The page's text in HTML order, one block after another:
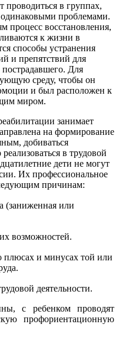
в группах,
проблемами.
процесс восстановления,
к жизни в
способы устранения
и препятствий для
Для
среду, чтобы он
и был расположен к
миром.
занимает
на формирование
добиваться
в трудовой
дети не могут
Их профессиональное
причинам:
(заниженная или
возможностей.
и минусах той или
деятельности.
с ребенком проводят
профориентационную